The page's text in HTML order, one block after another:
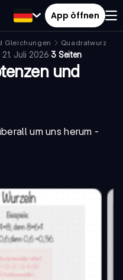
App öffnen
Gleichungen
Quadratwurzeln
21. Juli 2026·3 Seiten
und
um uns herum -